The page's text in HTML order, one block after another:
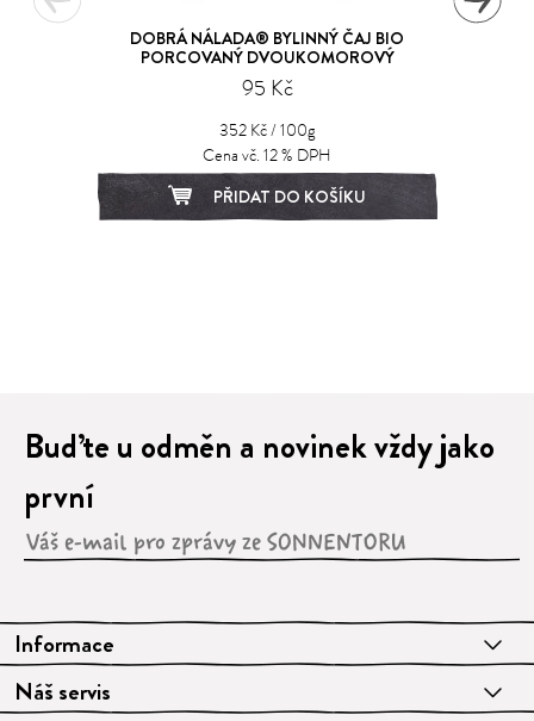
DOBRÁ NÁLADA® BYLINNÝ ČAJ BIO
PORCOVANÝ DVOUKOMOROVÝ
95 Kč
352 Kč / 100g
Cena vč. 12 % DPH
PŘIDAT DO KOŠÍKU
Informace
Náš servis
Buďte u odměn a novinek vždy jako
první